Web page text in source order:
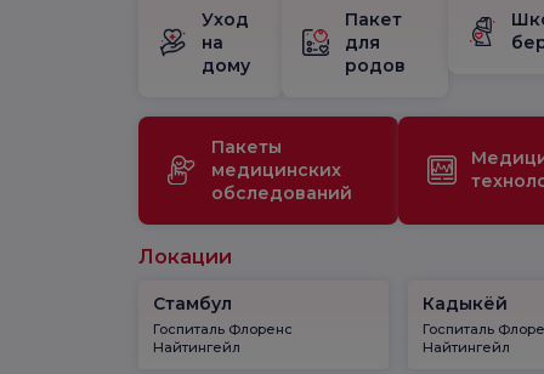
Уход
на
дому
Пакет
для
родов
Пакеты
медицинских
обследований
Локации
Стамбул
Госпиталь Флоренс
Найтингейл
Кадыкёй
Госпиталь
Найтингейл